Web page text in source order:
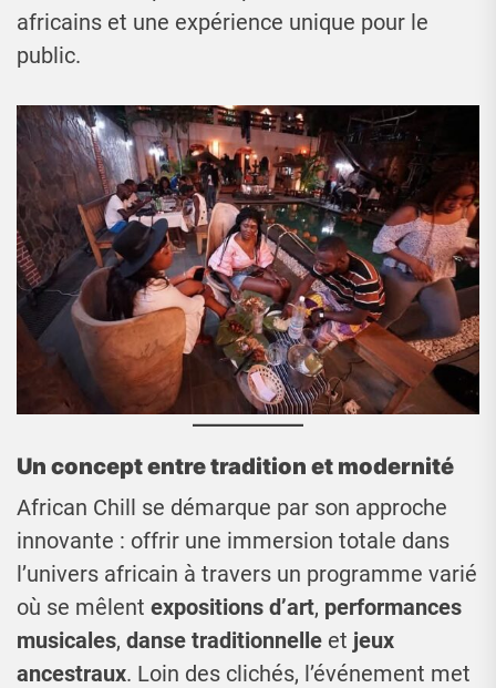
africains et une expérience unique pour le
public.
Un concept entre tradition et modernité
African Chill se démarque par son approche
innovante : offrir une immersion totale dans
l’univers africain à travers un programme varié
où se mêlent expositions d’art, performances
musicales, danse traditionnelle et jeux
ancestraux. Loin des clichés, l’événement met